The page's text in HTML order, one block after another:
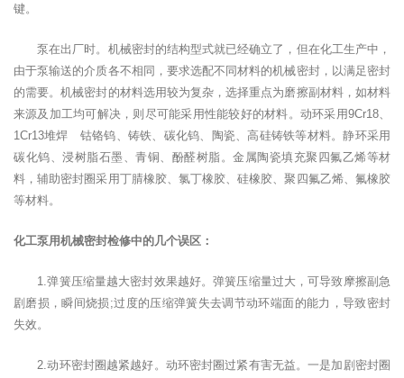
键。
泵在出厂时。机械密封的结构型式就已经确立了，但在化工生产中，
由于泵输送的介质各不相同，要求选配不同材料的机械密封，以满足密封
的需要。机械密封的材料选用较为复杂，选择重点为磨擦副材料，如材料
来源及加工均可解决，则尽可能采用性能较好的材料。动环采用9Cr18、
1Cr13堆焊 钴铬钨、铸铁、碳化钨、陶瓷、高硅铸铁等材料。静环采用
碳化钨、浸树脂石墨、青铜、酚醛树脂。金属陶瓷填充聚四氟乙烯等材
料，辅助密封圈采用丁腈橡胶、氯丁橡胶、硅橡胶、聚四氟乙烯、氟橡胶
等材料。
化工泵用机械密封检修中的几个误区：
1.弹簧压缩量越大密封效果越好。弹簧压缩量过大，可导致摩擦副急
剧磨损，瞬间烧损;过度的压缩弹簧失去调节动环端面的能力，导致密封
失效。
2.动环密封圈越紧越好。动环密封圈过紧有害无益。一是加剧密封圈